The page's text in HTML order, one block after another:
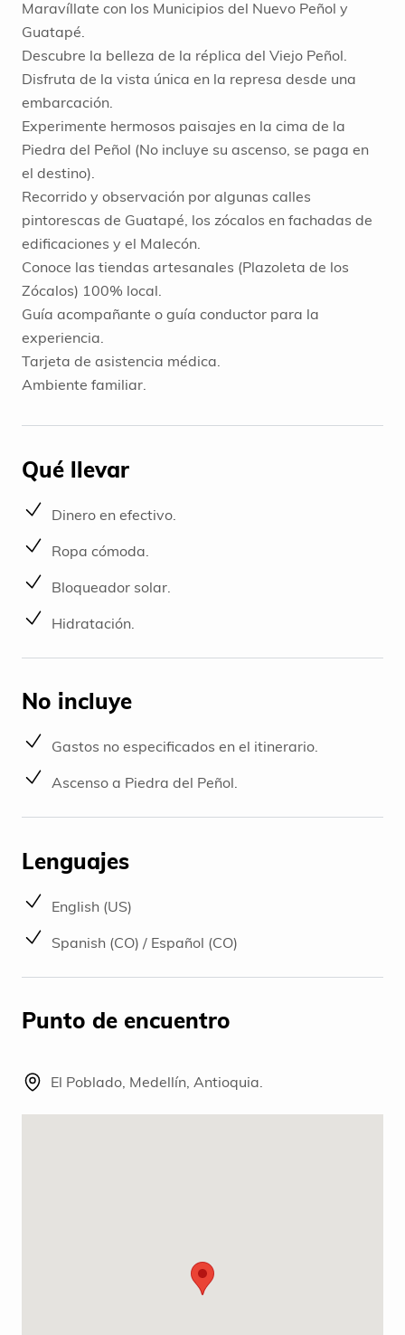
Maravíllate con los Municipios del Nuevo Peñol y
Guatapé.
Descubre la belleza de la réplica del Viejo Peñol.
Disfruta de la vista única en la represa desde una
embarcación.
Experimente hermosos paisajes en la cima de la
Piedra del Peñol (No incluye su ascenso, se paga en
el destino).
Recorrido y observación por algunas calles
pintorescas de Guatapé, los zócalos en fachadas de
edificaciones y el Malecón.
Conoce las tiendas artesanales (Plazoleta de los
Zócalos) 100% local.
Guía acompañante o guía conductor para la
experiencia.
Tarjeta de asistencia médica.
Ambiente familiar.
Qué llevar
Dinero en efectivo.
Ropa cómoda.
Bloqueador solar.
Hidratación.
No incluye
Gastos no especificados en el itinerario.
Ascenso a Piedra del Peñol.
Lenguajes
English (US)
Spanish (CO) / Español (CO)
Punto de encuentro
El Poblado, Medellín, Antioquia.